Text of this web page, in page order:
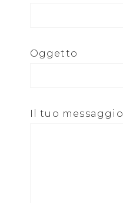
Oggetto
Il tuo messaggio